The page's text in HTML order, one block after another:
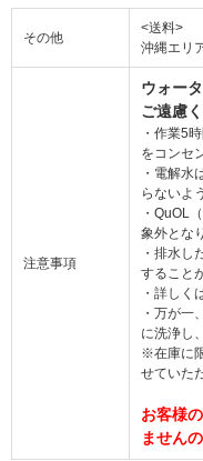
その他
<送料>
沖縄エリ
注意事項
ウォー
ご遠慮
・作業5
をコンセ
・電解水
らないよ
・QuOL
象外とな
・排水し
すること
・詳しく
・万が一
に洗浄し
※在庫に
せていた
お客様
ません